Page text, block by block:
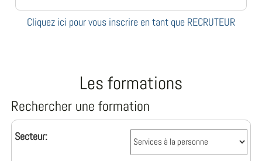
Cliquez ici pour vous inscrire en tant que RECRUTEUR
Les formations
Rechercher une formation
Secteur: